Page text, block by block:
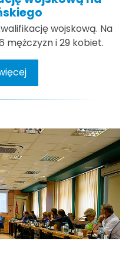
wojskową. Na
mężczyzn i 29 kobiet.